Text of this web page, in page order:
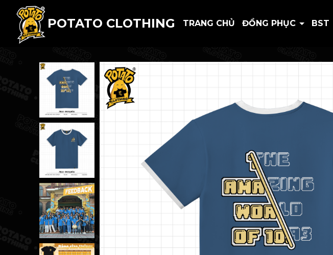
POTATO CLOTHING TRANG CHỦ ĐỒNG PHỤC BST